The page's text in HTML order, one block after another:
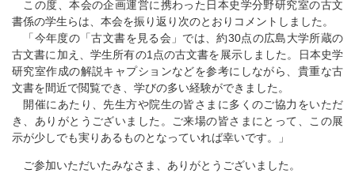
この度、本会の企画運営に携わった日本史学分野研究室の古文
書係の学生らは、本会を振り返り次のとおりコメントしました。
「今年度の「古文書を見る会」では、約30点の広島大学所蔵の
古文書に加え、学生所有の1点の古文書を展示しました。日本史学
研究室作成の解説キャプションなどを参考にしながら、貴重な古
文書を間近で閲覧でき、学びの多い経験ができました。
開催にあたり、先生方や院生の皆さまに多くのご協力をいただ
き、ありがとうございました。ご来場の皆さまにとって、この展
示が少しでも実りあるものとなっていれば幸いです。」
ご参加いただいたみなさま、ありがとうございました。